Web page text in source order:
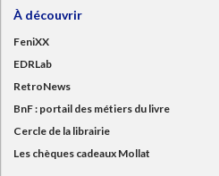
À découvrir
FeniXX
EDRLab
RetroNews
BnF : portail des métiers du livre
Cercle de la librairie
Les chèques cadeaux Mollat